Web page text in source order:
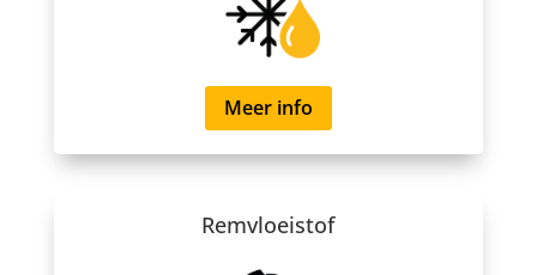
Meer info
Remvloeistof